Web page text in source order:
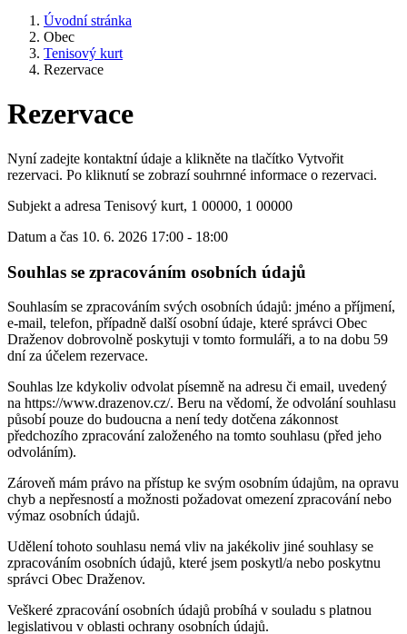
Úvodní stránka
Obec
Tenisový kurt
Rezervace
Rezervace
Nyní zadejte kontaktní údaje a klikněte na tlačítko Vytvořit
rezervaci. Po kliknutí se zobrazí souhrnné informace o rezervaci.
Subjekt a adresa Tenisový kurt, 1 00000, 1 00000
Datum a čas 10. 6. 2026 17:00 - 18:00
Souhlas se zpracováním osobních údajů
Souhlasím se zpracováním svých osobních údajů: jméno a příjmení,
e-mail, telefon, případně další osobní údaje, které správci Obec
Draženov dobrovolně poskytuji v tomto formuláři, a to na dobu 59
dní za účelem rezervace.
Souhlas lze kdykoliv odvolat písemně na adresu či email, uvedený
na https://www.drazenov.cz/. Beru na vědomí, že odvolání souhlasu
působí pouze do budoucna a není tedy dotčena zákonnost
předchozího zpracování založeného na tomto souhlasu (před jeho
odvoláním).
Zároveň mám právo na přístup ke svým osobním údajům, na opravu
chyb a nepřesností a možnosti požadovat omezení zpracování nebo
výmaz osobních údajů.
Udělení tohoto souhlasu nemá vliv na jakékoliv jiné souhlasy se
zpracováním osobních údajů, které jsem poskytl/a nebo poskytnu
správci Obec Draženov.
Veškeré zpracování osobních údajů probíhá v souladu s platnou
legislativou v oblasti ochrany osobních údajů.